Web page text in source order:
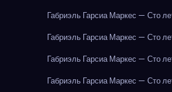
Габриэль Гарсиа Маркес — Сто
Габриэль Гарсиа Маркес — Сто
Габриэль Гарсиа Маркес — Сто
Габриэль Гарсиа Маркес — Сто